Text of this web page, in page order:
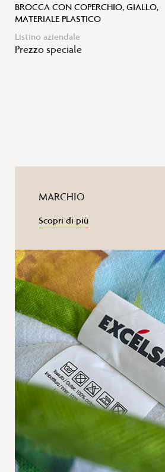
BROCCA CON COPERCHIO, GIALLO,
MATERIALE PLASTICO
Listino aziendale
Prezzo speciale
MARCHIO
Scopri di più